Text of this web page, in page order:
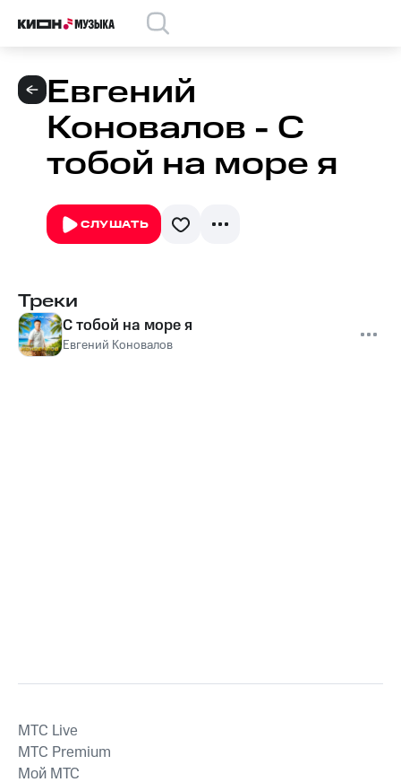
Евгений
Коновалов - С
тобой на море я
СЛУШАТЬ
Треки
С тобой на море я
Евгений Коновалов
MTС Live
MTС Premium
Мой МТС